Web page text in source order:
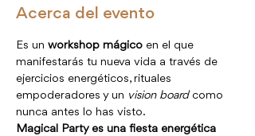
Acerca del evento
Es un workshop mágico en el que
manifestarás tu nueva vida a través de
ejercicios energéticos, rituales
empoderadores y un vision board como
nunca antes lo has visto.
Magical Party es una fiesta energética